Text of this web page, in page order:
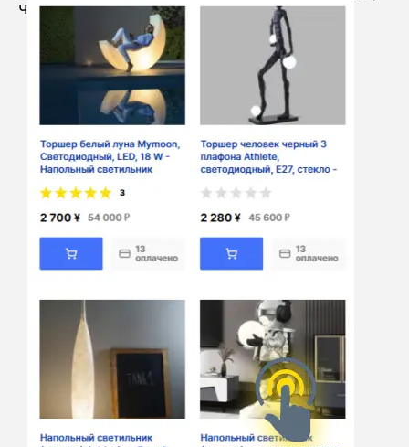
чтобы перейти в карточку товара.